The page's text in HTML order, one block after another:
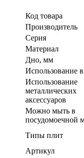
Код товара
Производитель
Серия
Материал
Дно, мм
Использование
Использование
металлических
аксессуаров
Можно мыть в
посудомоечной
Типы плит
Артикул